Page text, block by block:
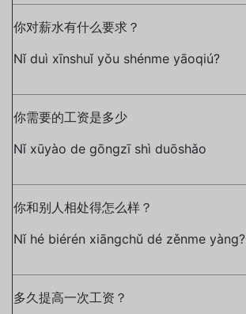
你对薪水有什么要求？
Nǐ duì xīnshuǐ yǒu shénme yāoqiú?
你需要的工资是多少
Nǐ xūyào de gōngzī shì duōshǎo
你和别人相处得怎么样？
Nǐ hé biérén xiāngchǔ dé zěnme yàng?
多久提高一次工资？